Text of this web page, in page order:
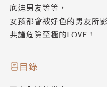
底迪男友等等，
女孩都會被好色的男友所
共譜危險至極的LOVE！
目錄